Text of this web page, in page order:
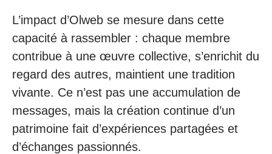
L’impact d’Olweb se mesure dans cette
capacité à rassembler : chaque membre
contribue à une œuvre collective, s’enrichit du
regard des autres, maintient une tradition
vivante. Ce n’est pas une accumulation de
messages, mais la création continue d’un
patrimoine fait d’expériences partagées et
d’échanges passionnés.